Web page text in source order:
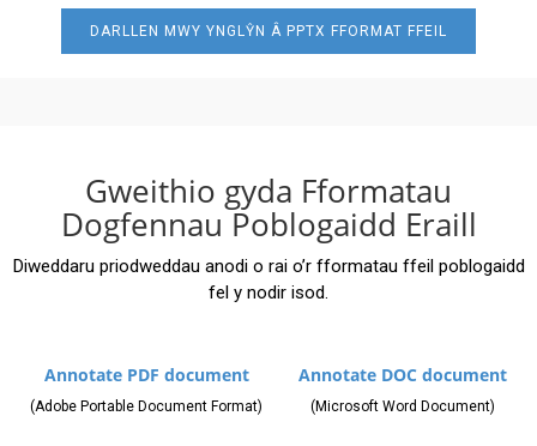
DARLLEN MWY YNGLŶN Â PPTX FFORMAT FFEIL
Gweithio gyda Fformatau
Dogfennau Poblogaidd Eraill
Diweddaru priodweddau anodi o rai o’r fformatau ffeil poblogaidd
fel y nodir isod.
Annotate PDF document
(Adobe Portable Document Format)
Annotate DOC document
(Microsoft Word Document)